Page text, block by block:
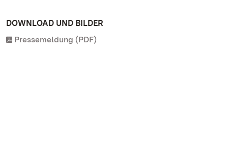
DOWNLOAD UND BILDER
Pressemeldung (PDF)